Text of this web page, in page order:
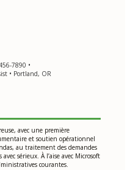
7890 •
• Portland, OR
avec une première
et soutien opérationnel
au traitement des demandes
sérieux. À l’aise avec Microsoft
courantes.